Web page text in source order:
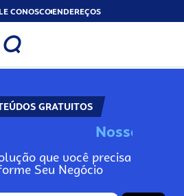
CONOSCOENDEREÇOS
GRATUITOS
Nos
que você precisa
Seu Negócio